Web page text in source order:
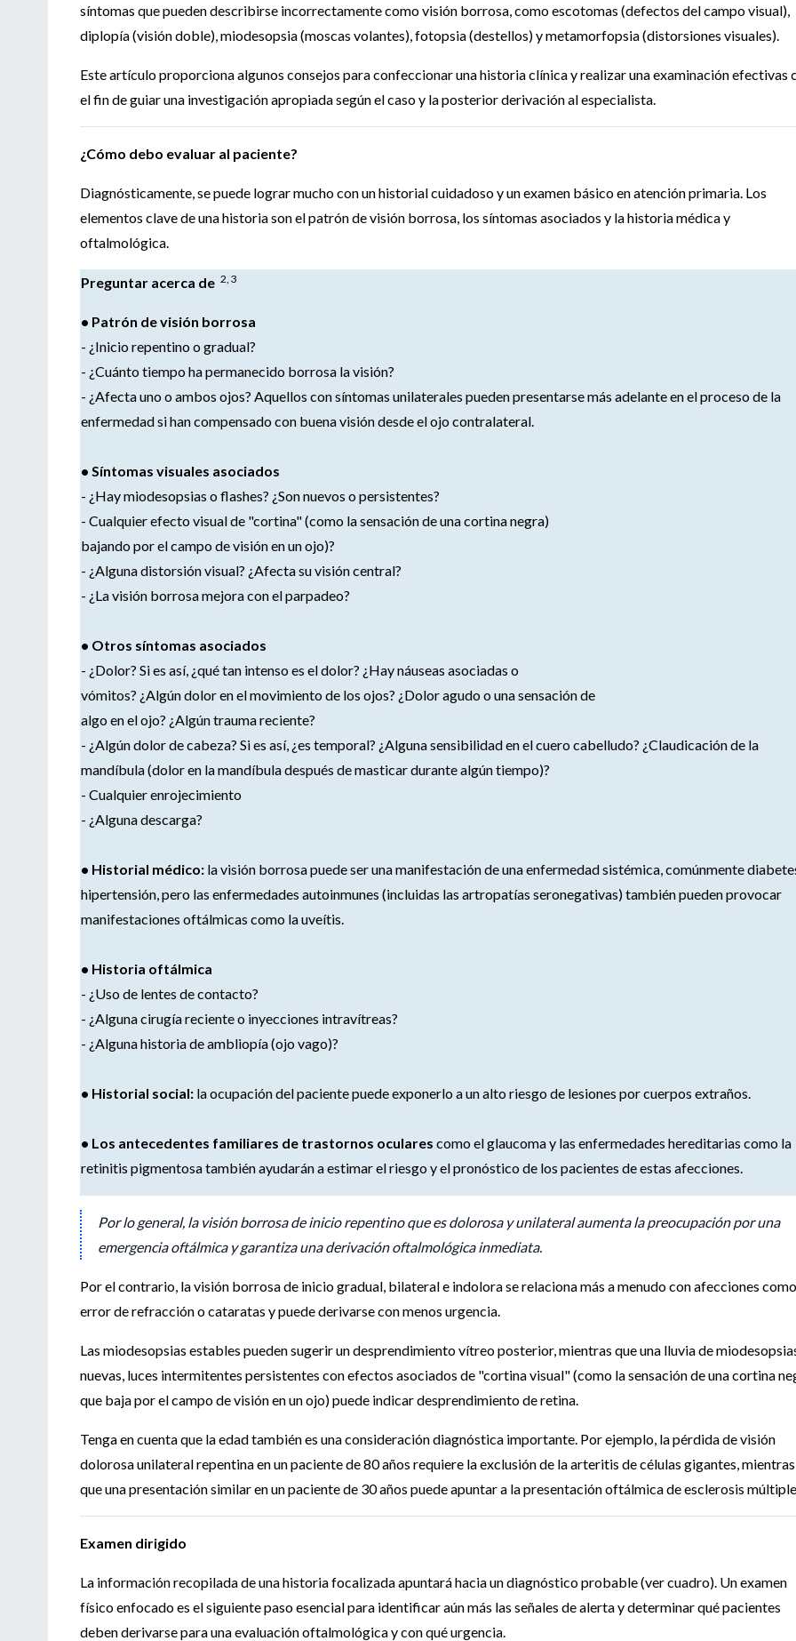
síntomas que pueden describirse incorrectamente como visión borrosa, como escotomas (defectos del campo visual),
diplopía (visión doble), miodesopsia (moscas volantes), fotopsia (destellos) y metamorfopsia (distorsiones visuales).
Este artículo proporciona algunos consejos para confeccionar una historia clínica y realizar una examinación efectivas
el fin de guiar una investigación apropiada según el caso y la posterior derivación al especialista.
¿Cómo debo evaluar al paciente?
Diagnósticamente, se puede lograr mucho con un historial cuidadoso y un examen básico en atención primaria. Los
elementos clave de una historia son el patrón de visión borrosa, los síntomas asociados y la historia médica y
oftalmológica.
Preguntar acerca de 2, 3
• Patrón de visión borrosa
- ¿Inicio repentino o gradual?
- ¿Cuánto tiempo ha permanecido borrosa la visión?
- ¿Afecta uno o ambos ojos? Aquellos con síntomas unilaterales pueden presentarse más adelante en el proceso de la
enfermedad si han compensado con buena visión desde el ojo contralateral.
• Síntomas visuales asociados
- ¿Hay miodesopsias o flashes? ¿Son nuevos o persistentes?
- Cualquier efecto visual de "cortina" (como la sensación de una cortina negra)
bajando por el campo de visión en un ojo)?
- ¿Alguna distorsión visual? ¿Afecta su visión central?
- ¿La visión borrosa mejora con el parpadeo?
• Otros síntomas asociados
- ¿Dolor? Si es así, ¿qué tan intenso es el dolor? ¿Hay náuseas asociadas o
vómitos? ¿Algún dolor en el movimiento de los ojos? ¿Dolor agudo o una sensación de
algo en el ojo? ¿Algún trauma reciente?
- ¿Algún dolor de cabeza? Si es así, ¿es temporal? ¿Alguna sensibilidad en el cuero cabelludo? ¿Claudicación de la
mandíbula (dolor en la mandíbula después de masticar durante algún tiempo)?
- Cualquier enrojecimiento
- ¿Alguna descarga?
• Historial médico: la visión borrosa puede ser una manifestación de una enfermedad sistémica, comúnmente
hipertensión, pero las enfermedades autoinmunes (incluidas las artropatías seronegativas) también pueden provocar
manifestaciones oftálmicas como la uveítis.
• Historia oftálmica
- ¿Uso de lentes de contacto?
- ¿Alguna cirugía reciente o inyecciones intravítreas?
- ¿Alguna historia de ambliopía (ojo vago)?
• Historial social: la ocupación del paciente puede exponerlo a un alto riesgo de lesiones por cuerpos extraños.
• Los antecedentes familiares de trastornos oculares como el glaucoma y las enfermedades hereditarias como la
retinitis pigmentosa también ayudarán a estimar el riesgo y el pronóstico de los pacientes de estas afecciones.
Por lo general, la visión borrosa de inicio repentino que es dolorosa y unilateral aumenta la preocupación por una
emergencia oftálmica y garantiza una derivación oftalmológica inmediata.
Por el contrario, la visión borrosa de inicio gradual, bilateral e indolora se relaciona más a menudo con afecciones como
error de refracción o cataratas y puede derivarse con menos urgencia.
Las miodesopsias estables pueden sugerir un desprendimiento vítreo posterior, mientras que una lluvia de
nuevas, luces intermitentes persistentes con efectos asociados de "cortina visual" (como la sensación de una cortina
que baja por el campo de visión en un ojo) puede indicar desprendimiento de retina.
Tenga en cuenta que la edad también es una consideración diagnóstica importante. Por ejemplo, la pérdida de visión
dolorosa unilateral repentina en un paciente de 80 años requiere la exclusión de la arteritis de células gigantes, mientras
que una presentación similar en un paciente de 30 años puede apuntar a la presentación oftálmica de esclerosis
Examen dirigido
La información recopilada de una historia focalizada apuntará hacia un diagnóstico probable (ver cuadro). Un examen
físico enfocado es el siguiente paso esencial para identificar aún más las señales de alerta y determinar qué pacientes
deben derivarse para una evaluación oftalmológica y con qué urgencia.